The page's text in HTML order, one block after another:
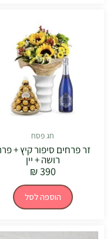
חג פסח
זר פרחים סיפור קיץ +
רושה + יין
₪390
הוספה לסל